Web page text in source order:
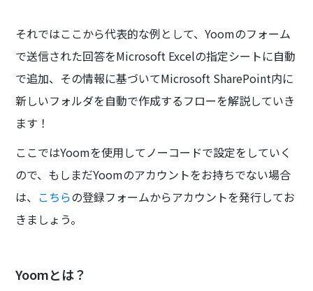
それではここから代表的な例として、Yoomのフォーム
で送信された回答をMicrosoft Excelの指定シートに自動
で追加、その情報に基づいてMicrosoft SharePoint内に
新しいフォルダを自動で作成するフローを解説していき
ます！
ここではYoomを使用してノーコードで設定をしていく
ので、もしまだYoomのアカウントをお持ちでない場合
は、 こちらの登録フォームからアカウントを発行してお
きましょう。
Yoomとは？